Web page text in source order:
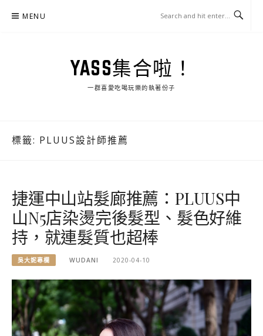
MENU
YASS集合啦！
一群喜愛吃喝玩樂的執著份子
標籤: PLUUS設計師推薦
捷運中山站髮廊推薦：PLUUS中
山N5店染燙完後髮型、髮色好維
持，就連髮質也超棒
吳大妮專欄 WUDANI 2020-04-10